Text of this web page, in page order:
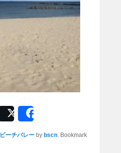
n
Post
ビーチバレー by bscn . Bookmark